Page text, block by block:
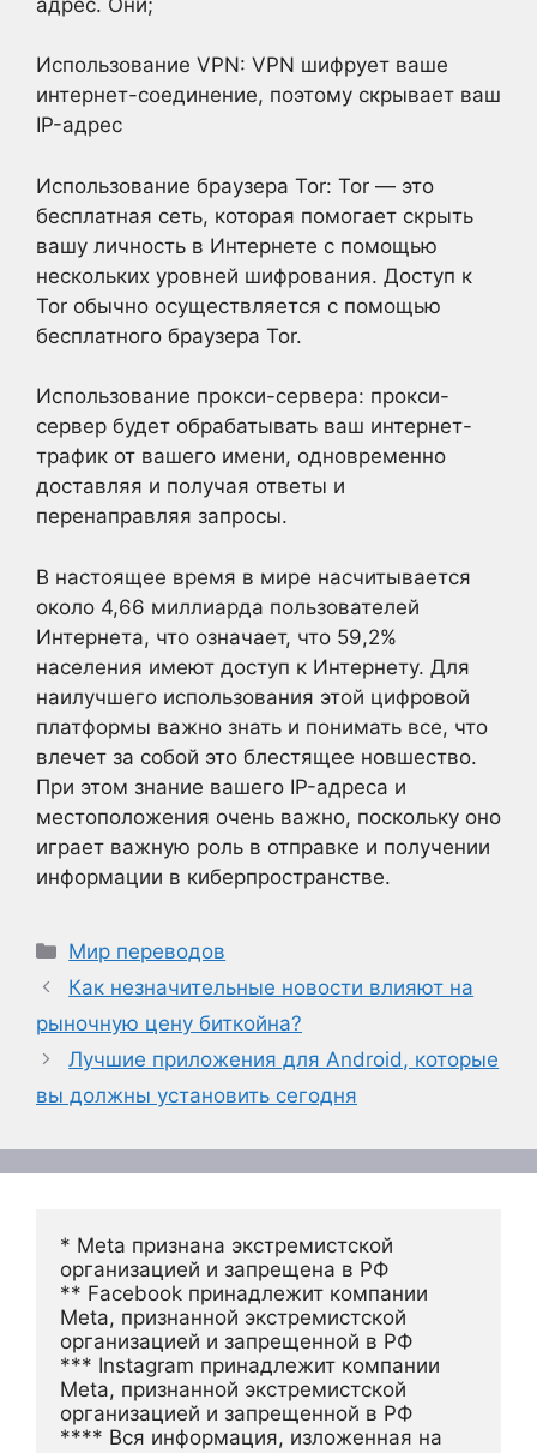
Использование VPN: VPN шифрует ваше
интернет-соединение, поэтому скрывает ваш
IP-адрес
Использование браузера Tor: Tor — это
бесплатная сеть, которая помогает скрыть
вашу личность в Интернете с помощью
нескольких уровней шифрования. Доступ к
Tor обычно осуществляется с помощью
бесплатного браузера Tor.
Использование прокси-сервера: прокси-
сервер будет обрабатывать ваш интернет-
трафик от вашего имени, одновременно
доставляя и получая ответы и
перенаправляя запросы.
В настоящее время в мире насчитывается
около 4,66 миллиарда пользователей
Интернета, что означает, что 59,2%
населения имеют доступ к Интернету. Для
наилучшего использования этой цифровой
платформы важно знать и понимать все, что
влечет за собой это блестящее новшество.
При этом знание вашего IP-адреса и
местоположения очень важно, поскольку оно
играет важную роль в отправке и получении
информации в киберпространстве.
Рубрики
Мир переводов
Как незначительные новости влияют на
рыночную цену биткойна?
Лучшие приложения для Android, которые
вы должны установить сегодня
* Meta признана экстремистской
организацией и запрещена в РФ
** Facebook принадлежит компании
Meta, признанной экстремистской
организацией и запрещенной в РФ
*** Instagram принадлежит компании
Meta, признанной экстремистской
организацией и запрещенной в РФ
**** Вся информация, изложенная на